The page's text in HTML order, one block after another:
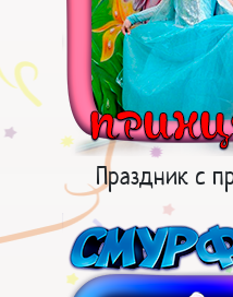
Праздник с